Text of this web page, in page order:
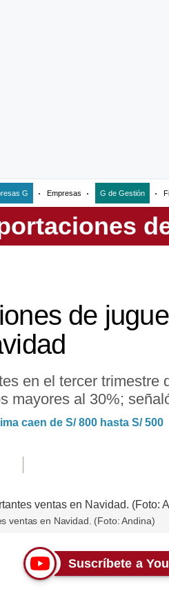
G Empresas G de Gestión
de
en el tercer trimestre
mayores al 30%;
caen de S/ 800 hasta S/ 500
ventas en Navidad. (Foto: Andina)
Suscríbete a